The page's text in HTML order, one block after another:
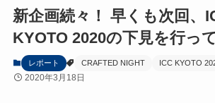
新企画続々！ 早くも次回、
KYOTO 2020の下見を行っ
レポート CRAFTED NIGHT ICC KYOTO
2020年3月18日